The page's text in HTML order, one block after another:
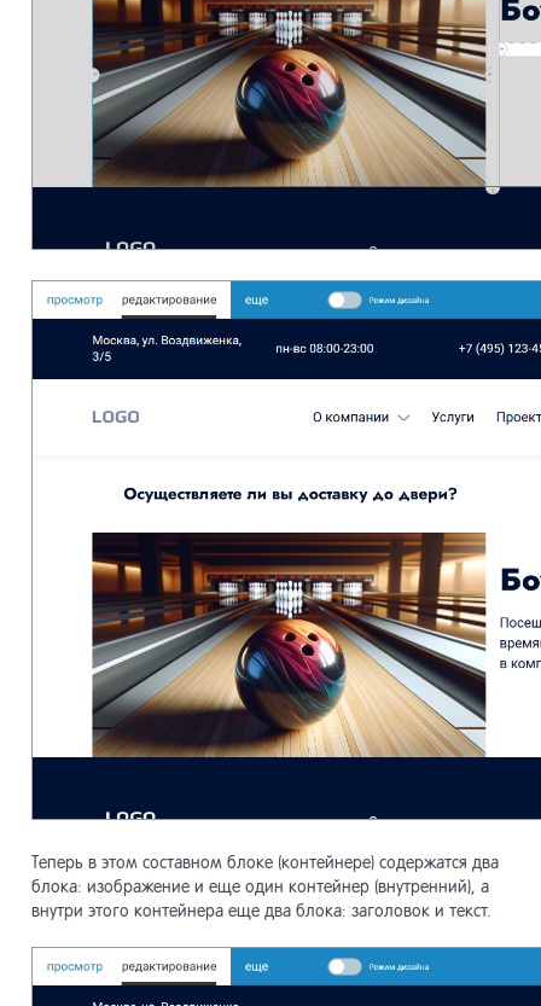
Теперь в этом составном блоке (контейнере) содержатся два
блока: изображение и еще один контейнер (внутренний), а
внутри этого контейнера еще два блока: заголовок и текст.